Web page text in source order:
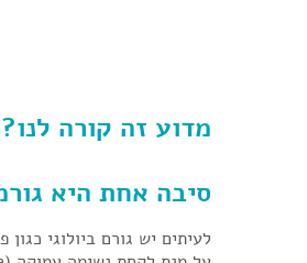
מדוע זה קורה לנו?
סיבה אחת היא
לעיתים יש גורם ביולוגי